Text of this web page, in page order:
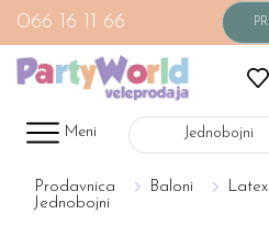
066 16 11 66
Meni Jednobojni
Prodavnica Baloni Latex
Jednobojni